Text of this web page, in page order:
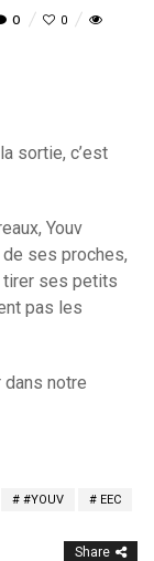
0 0
sortie, c’est
Youv
ses proches,
tirer ses petits
pas les
notre
#YOUV
EEC
Share